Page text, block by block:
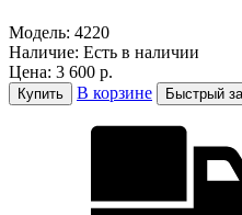
Модель: 4220
Наличие: Есть в наличии
Цена: 3 600 р.
Купить В корзине Быстрый